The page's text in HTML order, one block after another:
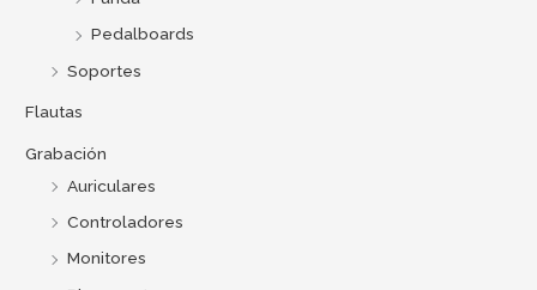
Pedalboards
Soportes
Flautas
Grabación
Auriculares
Controladores
Monitores